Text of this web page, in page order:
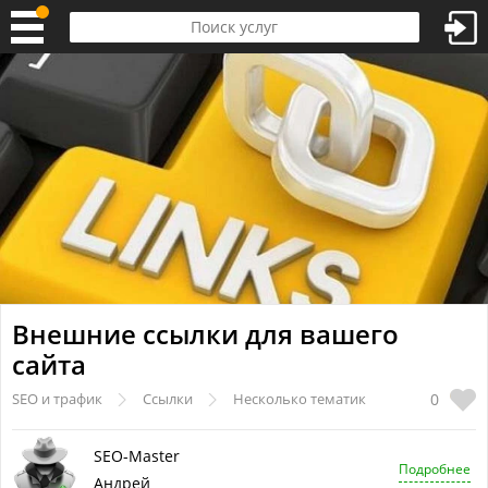
Внешние ссылки для вашего
сайта
0
SEO и трафик Ссылки Несколько тематик
SEO-Master
Андрей
Подробнее